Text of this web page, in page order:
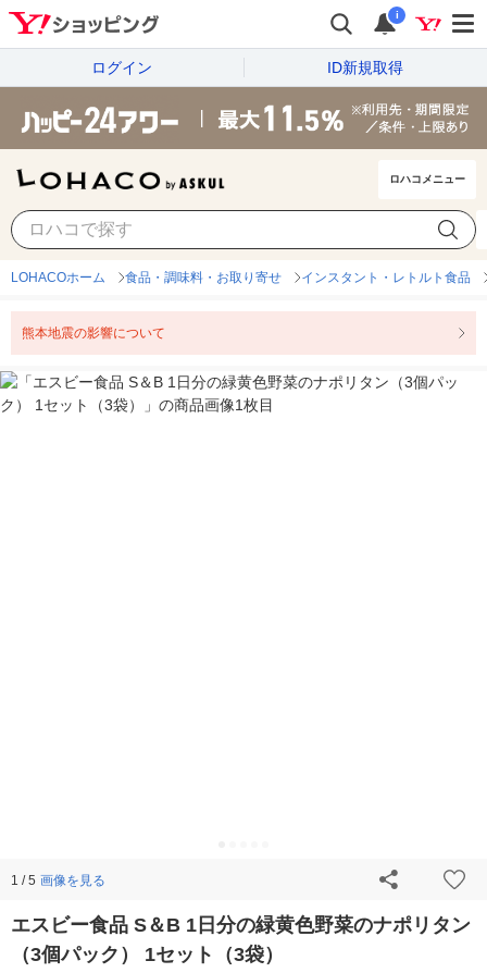
i
ログイン ID新規取得
ロハコメニュー
LOHACOホーム 食品・調味料・お取り寄せ インスタント・レトルト食品
熊本地震の影響について
1 / 5 画像を見る
エスビー食品 S＆B 1日分の緑黄色野菜のナポリタン
（3個パック） 1セット（3袋）